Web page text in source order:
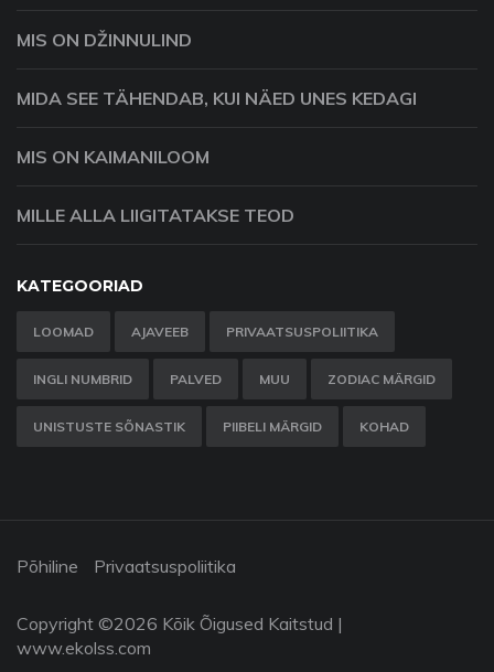
MIS ON DŽINNULIND
MIDA SEE TÄHENDAB, KUI NÄED UNES KEDAGI
MIS ON KAIMANILOOM
MILLE ALLA LIIGITATAKSE TEOD
KATEGOORIAD
LOOMAD AJAVEEB PRIVAATSUSPOLIITIKA
INGLI NUMBRID PALVED MUU ZODIAC MÄRGID
UNISTUSTE SÕNASTIK PIIBELI MÄRGID KOHAD
Põhiline Privaatsuspoliitika
Copyright ©2026 Kõik Õigused Kaitstud |
www.ekolss.com